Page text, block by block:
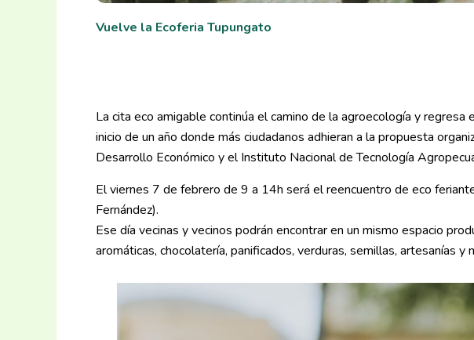
Vuelve la Ecoferia Tupungato
La cita eco amigable continúa el camino de la agroecología y
inicio de un año donde más ciudadanos adhieran a la propuesta
Desarrollo Económico y el Instituto Nacional de Tecnología
El viernes 7 de febrero de 9 a 14h será el reencuentro de eco
Fernández).
Ese día vecinas y vecinos podrán encontrar en un mismo espacio
aromáticas, chocolatería, panificados, verduras, semillas, artesanías y